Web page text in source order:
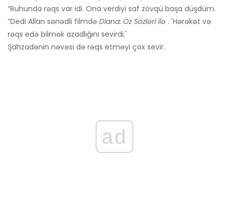
“Ruhunda rəqs var idi. Ona verdiyi saf zövqü başa düşdüm.
”Dedi Allan sənədli filmdə Diana: Öz Sözləri ilə . 'Hərəkət və
rəqs edə bilmək azadlığını sevirdi.'
Şahzadənin nəvəsi də rəqs etməyi çox sevir.
ad